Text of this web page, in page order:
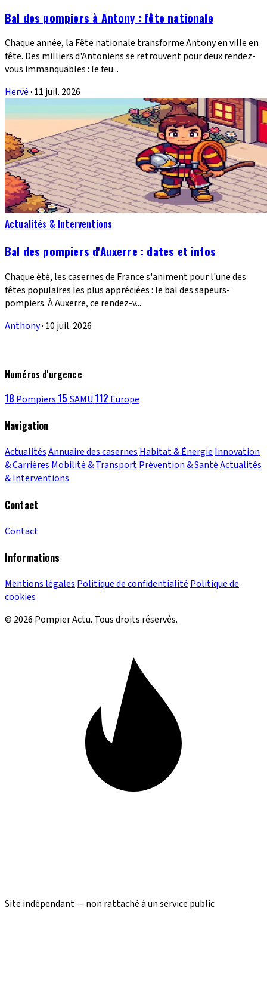
Bal des pompiers à Antony : fête nationale
Chaque année, la Fête nationale transforme Antony en ville en
fête. Des milliers d'Antoniens se retrouvent pour deux rendez-
vous immanquables : le feu...
Hervé· 11 juil. 2026
Actualités & Interventions
Bal des pompiers d'Auxerre : dates et infos
Chaque été, les casernes de France s'animent pour l'une des
fêtes populaires les plus appréciées : le bal des sapeurs-
pompiers. À Auxerre, ce rendez-v...
Anthony· 10 juil. 2026
Numéros d'urgence
18 Pompiers 15 SAMU 112 Europe
Navigation
ActualitésAnnuaire des casernes Habitat & Énergie Innovation
& Carrières Mobilité & TransportPrévention & SantéActualités
& Interventions
Contact
Contact
Informations
Mentions légales Politique de confidentialité Politique de
cookies
© 2026 Pompier Actu. Tous droits réservés.
Site indépendant — non rattaché à un service public